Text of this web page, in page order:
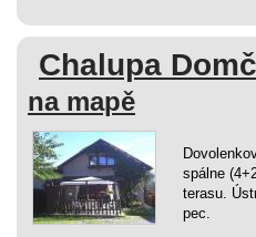
Chalupa
na mapě
spálne
terasu.
pec.